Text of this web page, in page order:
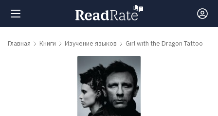
Поиск
Главная Книги Изучение языков Girl with the Dragon Tattoo